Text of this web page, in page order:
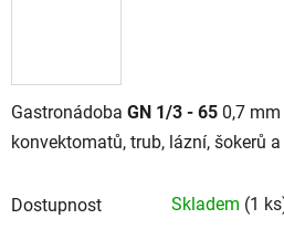
Gastronádoba GN 1/3 - 65 0,7
konvektomatů, trub, lázní, šokerů a
Dostupnost Skladem (1